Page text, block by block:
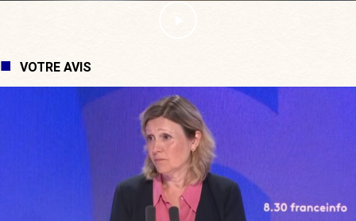
VOTRE AVIS